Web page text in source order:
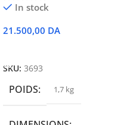
In stock
21.500,00 DA
SKU: 3693
POIDS 1,7 kg